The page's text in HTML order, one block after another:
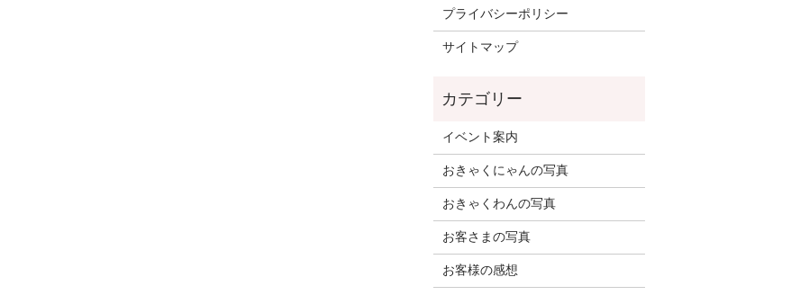
プライバシーポリシー
サイトマップ
イベント案内
おきゃくにゃんの写真
おきゃくわんの写真
お客さまの写真
お客様の感想